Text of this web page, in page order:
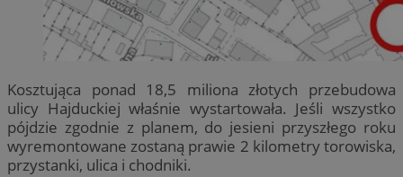
Kosztująca ponad 18,5 miliona złotych przebudowa
ulicy Hajduckiej właśnie wystartowała. Jeśli wszystko
pójdzie zgodnie z planem, do jesieni przyszłego roku
wyremontowane zostaną prawie 2 kilometry torowiska,
przystanki, ulica i chodniki.